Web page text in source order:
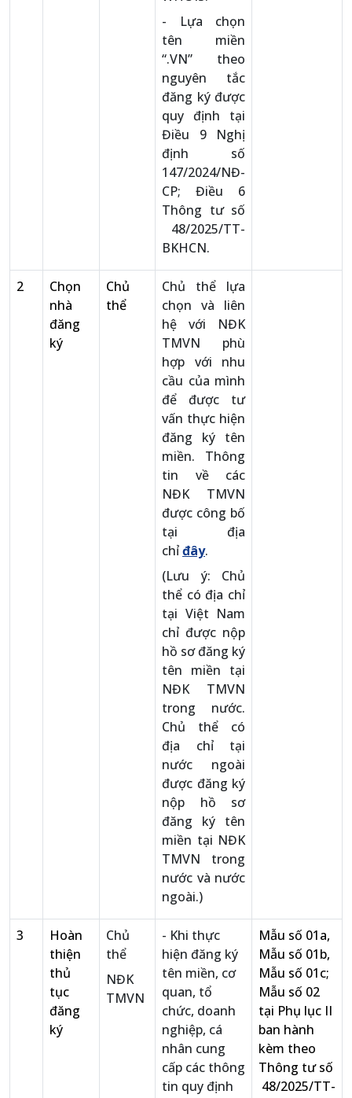
- Lựa chọn
tên miền
“.VN” theo
nguyên tắc
đăng ký được
quy định tại
Điều 9 Nghị
định số
147/2024/NĐ-
CP; Điều 6
Thông tư số
48/2025/TT-
BKHCN.
2
Chọn
nhà
đăng
ký
Chủ
thể
Chủ thể lựa
chọn và liên
hệ với NĐK
TMVN phù
hợp với nhu
cầu của mình
để được tư
vấn thực hiện
đăng ký tên
miền. Thông
tin về các
NĐK TMVN
được công bố
tại địa
chỉđây.
(Lưu ý: Chủ
thể có địa chỉ
tại Việt Nam
chỉ được nộp
hồ sơ đăng ký
tên miền tại
NĐK TMVN
trong nước.
Chủ thể có
địa chỉ tại
nước ngoài
được đăng ký
nộp hồ sơ
đăng ký tên
miền tại NĐK
TMVN trong
nước và nước
ngoài.)
3
Hoàn
thiện
thủ
tục
đăng
ký
Chủ
thể
NĐK
TMVN
- Khi thực
hiện đăng ký
tên miền, cơ
quan, tổ
chức, doanh
nghiệp, cá
nhân cung
cấp các thông
tin quy định
Mẫu số 01a,
Mẫu số 01b,
Mẫu số 01c;
Mẫu số 02
tại Phụ lục II
ban hành
kèm theo
Thông tư số
48/2025/TT-